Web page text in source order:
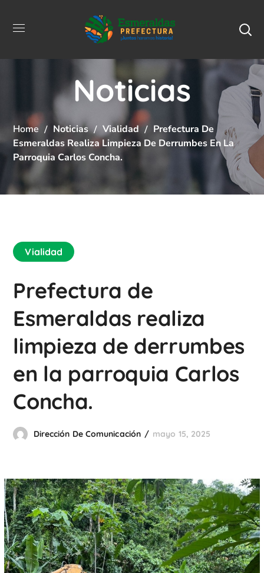
Noticias
Home Noticias Vialidad
Prefectura De
Esmeraldas Realiza Limpieza De Derrumbes En La
Parroquia Carlos Concha.
Vialidad
Prefectura de
Esmeraldas realiza
limpieza de derrumbes
en la parroquia Carlos
Concha.
Dirección De Comunicación mayo 15, 2025